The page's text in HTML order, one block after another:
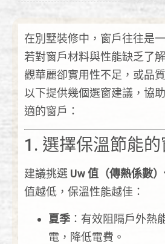
在別墅裝修中，窗戶往往是
若對窗戶材料與性能缺乏了
觀華麗卻實用性不足，或品
以下提供幾個選窗建議，協
適的窗戶：
1. 選擇保溫節能的
建議挑選 Uw 值（傳熱係數
值越低，保溫性能越佳：
夏季 ：有效阻隔戶外熱
電，降低電費。